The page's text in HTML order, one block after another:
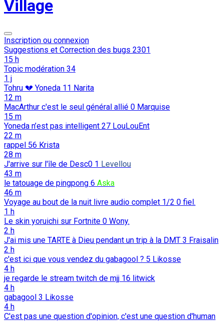
Village
Inscription ou connexion
Suggestions et Correction des bugs 2301
15 h
Topic modération 34
1 j
Tohru 💔 Yoneda 11 Narita
12 m
MacArthur c'est le seul général allié 0 Marquise
15 m
Yoneda n’est pas intelligent 27 LouLouEnt
22 m
rappel 56 Krista
28 m
J'arrive sur l'île de Desc0 1 Levellou
43 m
le tatouage de pingpong 6 Aska
46 m
Voyage au bout de la nuit livre audio complet 1/2 0 fiel.
1 h
Le skin yoruichi sur Fortnite 0 Wony.
2 h
J'ai mis une TARTE à Dieu pendant un trip à la DMT 3 Fraisalin
2 h
c'est ici que vous vendez du gabagool ? 5 Likosse
4 h
je regarde le stream twitch de mjj 16 litwick
4 h
gabagool 3 Likosse
4 h
C'est pas une question d'opinion, c'est une question d'human